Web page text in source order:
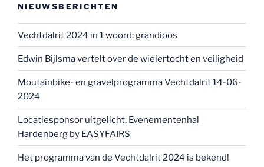
NIEUWSBERICHTEN
Vechtdalrit 2024 in 1 woord: grandioos
Edwin Bijlsma vertelt over de wielertocht en veiligheid
Moutainbike- en gravelprogramma Vechtdalrit 14-06-
2024
Locatiesponsor uitgelicht: Evenementenhal
Hardenberg by EASYFAIRS
Het programma van de Vechtdalrit 2024 is bekend!